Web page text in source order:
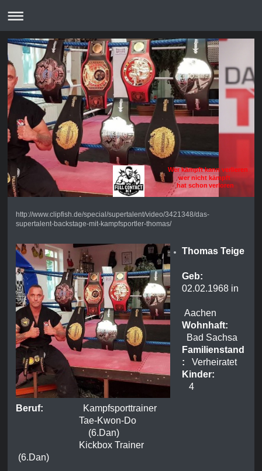
Wer kämpft kann verlieren
wer nicht kämpft
hat schon verloren
http://www.clipfish.de/special/supertalent/video/3421348/das-
supertalent-backstage-mit-kampfsportler-thomas/
Thomas Teige
Geb:
02.02.1968 in
Aachen
Wohnhaft:
Bad Sachsa
Familienstand
: Verheiratet
Kinder:
4
Beruf: Kampfsporttrainer
Tae-Kwon-Do
(6.Dan)
Kickbox Trainer
(6.Dan)